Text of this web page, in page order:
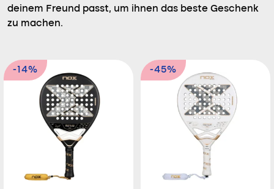
deinem Freund passt, um ihnen das beste Geschenk
zu machen.
-14% -45%